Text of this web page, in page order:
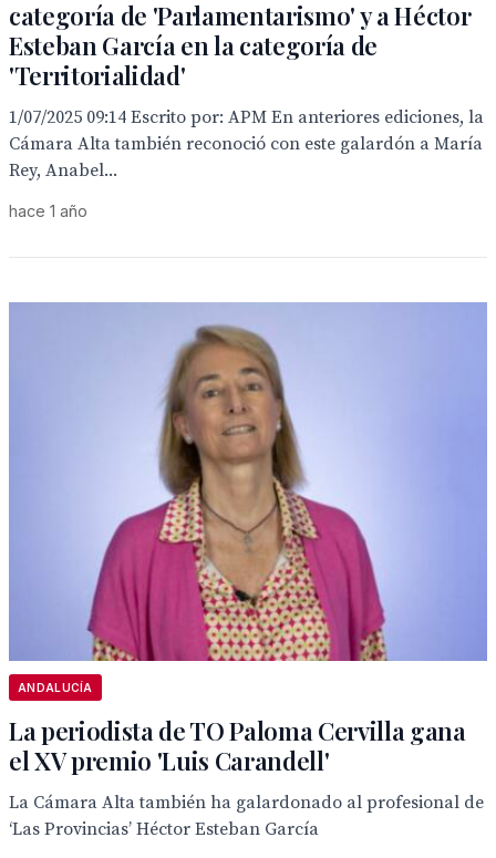
categoría de 'Parlamentarismo' y a Héctor
Esteban García en la categoría de
'Territorialidad'
1/07/2025 09:14 Escrito por: APM En anteriores ediciones, la
Cámara Alta también reconoció con este galardón a María
Rey, Anabel...
hace 1 año
ANDALUCÍA
La periodista de TO Paloma Cervilla gana
el XV premio 'Luis Carandell'
La Cámara Alta también ha galardonado al profesional de
‘Las Provincias’ Héctor Esteban García